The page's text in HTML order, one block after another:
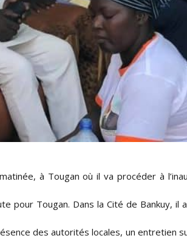
à Tougan où il va procéder à
Tougan. Dans la Cité de Bankuy, il
des autorités locales, un entretien